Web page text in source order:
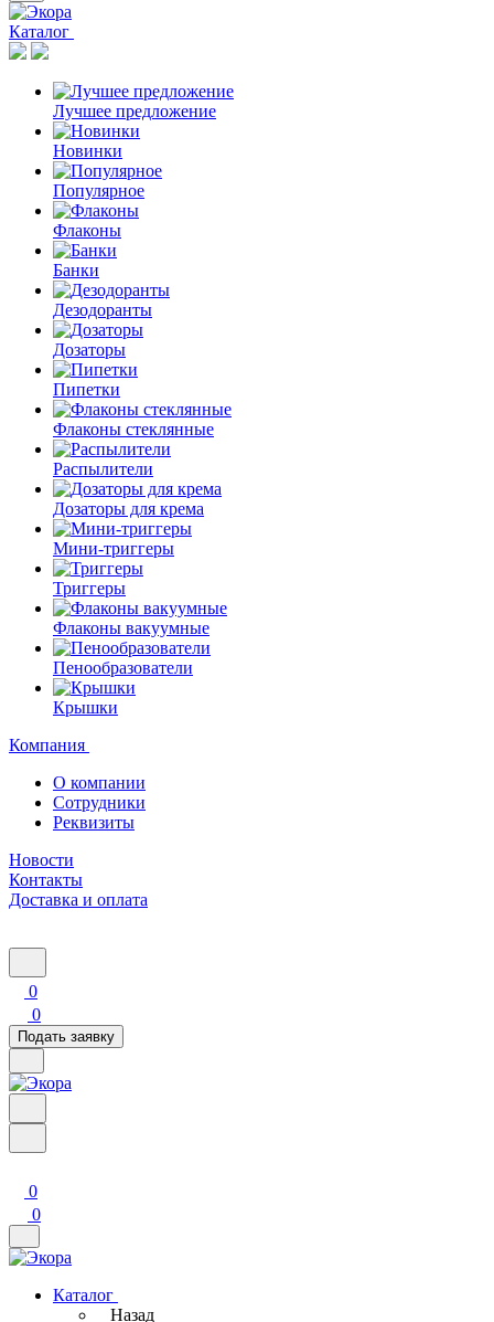
Каталог
Лучшее предложение
Новинки
Популярное
Флаконы
Банки
Дезодоранты
Дозаторы
Пипетки
Флаконы стеклянные
Распылители
Дозаторы для крема
Мини-триггеры
Триггеры
Флаконы вакуумные
Пенообразователи
Крышки
Компания
О компании
Сотрудники
Реквизиты
Новости
Контакты
Доставка и оплата
0
0
Подать заявку
0
0
Каталог
Назад